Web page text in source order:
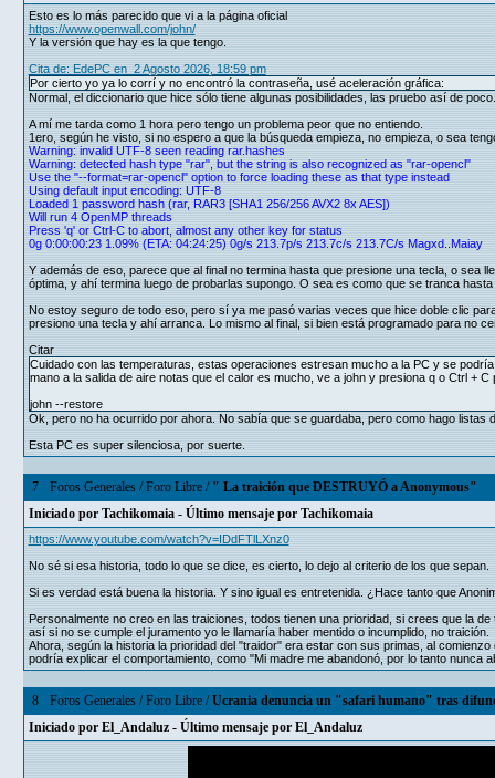
Esto es lo más parecido que vi a la página oficial
https://www.openwall.com/john/
Y la versión que hay es la que tengo.
Cita de: EdePC en 2 Agosto 2026, 18:59 pm
Por cierto yo ya lo corrí y no encontró la contraseña, usé aceleración gráfica:
Normal, el diccionario que hice sólo tiene algunas posibilidades, las pruebo así de poco.
A mí me tarda como 1 hora pero tengo un problema peor que no entiendo.
1ero, según he visto, si no espero a que la búsqueda empieza, no empieza, o sea
Warning: invalid UTF-8 seen reading rar.hashes
Warning: detected hash type "rar", but the string is also recognized as "rar-opencl"
Use the "--format=rar-opencl" option to force loading these as that type instead
Using default input encoding: UTF-8
Loaded 1 password hash (rar, RAR3 [SHA1 256/256 AVX2 8x AES])
Will run 4 OpenMP threads
Press 'q' or Ctrl-C to abort, almost any other key for status
0g 0:00:00:23 1.09% (ETA: 04:24:25) 0g/s 213.7p/s 213.7c/s 213.7C/s Magxd..Maiay
Y además de eso, parece que al final no termina hasta que presione una tecla, o sea
óptima, y ahí termina luego de probarlas supongo. O sea es como que se tranca
No estoy seguro de todo eso, pero sí ya me pasó varias veces que hice doble clic
presiono una tecla y ahí arranca. Lo mismo al final, si bien está programado para no
Citar
Cuidado con las temperaturas, estas operaciones estresan mucho a la PC y se
mano a la salida de aire notas que el calor es mucho, ve a john y presiona q o Ctrl +
john --restore
Ok, pero no ha ocurrido por ahora. No sabía que se guardaba, pero como hago
Esta PC es super silenciosa, por suerte.
7 Foros Generales /Foro Libre / " La traición que DESTRUYÓ a Anonymous"
Iniciado por Tachikomaia- Último mensaje por Tachikomaia
https://www.youtube.com/watch?v=IDdFTlLXnz0
No sé si esa historia, todo lo que se dice, es cierto, lo dejo al criterio de los que sepan.
Si es verdad está buena la historia. Y sino igual es entretenida. ¿Hace tanto que
Personalmente no creo en las traiciones, todos tienen una prioridad, si crees que la
así si no se cumple el juramento yo le llamaría haber mentido o incumplido, no traición.
Ahora, según la historia la prioridad del "traidor" era estar con sus primas, al
podría explicar el comportamiento, como "Mi madre me abandonó, por lo tanto nunca
8 Foros Generales /Foro Libre /Ucrania denuncia un "safari humano" tras
Iniciado por El_Andaluz- Último mensaje por El_Andaluz